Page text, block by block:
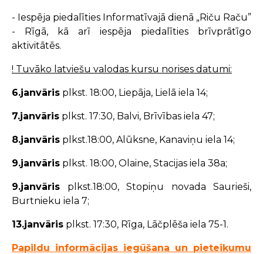
- Iespēja piedalīties Informatīvajā dienā „Riču Raču”
- Rīgā, kā arī iespēja piedalīties brīvprātīgo
aktivitātēs.
! Tuvāko latviešu valodas kursu norises datumi:
6.janvāris plkst. 18:00, Liepāja, Lielā iela 14;
7.janvāris plkst. 17:30, Balvi, Brīvības iela 47;
8.janvāris plkst.18:00, Alūksne, Kanaviņu iela 14;
9.janvāris plkst. 18:00, Olaine, Stacijas iela 38a;
9.janvāris plkst.18:00, Stopiņu novada Saurieši,
Burtnieku iela 7;
13.janvāris plkst. 17:30, Rīga, Lāčplēša iela 75-1.
Papildu informācijas iegūšana un pieteikumu